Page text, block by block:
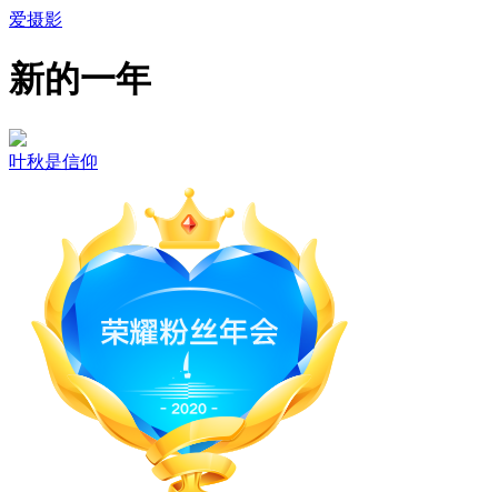
爱摄影
新的一年
叶秋是信仰